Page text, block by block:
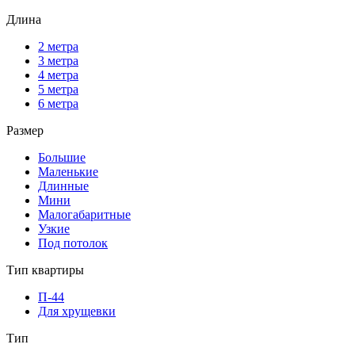
Длина
2 метра
3 метра
4 метра
5 метра
6 метра
Размер
Большие
Маленькие
Длинные
Мини
Малогабаритные
Узкие
Под потолок
Тип квартиры
П-44
Для хрущевки
Тип